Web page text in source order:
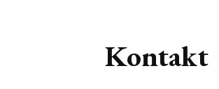
Kontakt